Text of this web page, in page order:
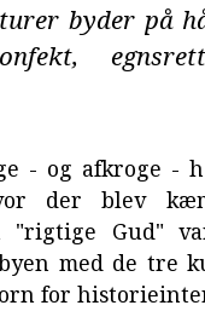
byder på
- og afkroge -
der blev
"rigtige Gud"
med de tre
for